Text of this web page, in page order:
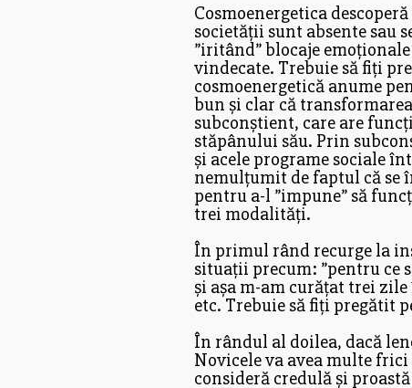
Cosmoenergetica
societății sunt absente sau
”iritând” blocaje
vindecate. Trebuie să fiți
cosmoenergetică anume
bun și clar că
subconștient, care are
stăpânului său. Prin
și acele programe sociale
nemulțumit de faptul că se
pentru a-l ”impune” să
trei modalități.
În primul rând recurge la
situații precum: ”pentru ce
și așa m-am curățat trei zile
etc. Trebuie să fiți pregătit
În rândul al doilea, dacă
Novicele va avea multe frici
consideră credulă și